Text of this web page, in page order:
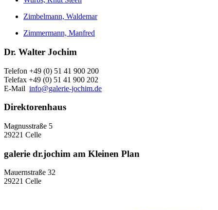
Zimbelmann, Waldemar
Zimmermann, Manfred
Dr. Walter Jochim
Telefon +49 (0) 51 41 900 200
Telefax +49 (0) 51 41 900 202
E-Mail info@galerie-jochim.de
Direktorenhaus
Magnusstraße 5
29221 Celle
galerie dr.jochim am Kleinen Plan
Mauernstraße 32
29221 Celle